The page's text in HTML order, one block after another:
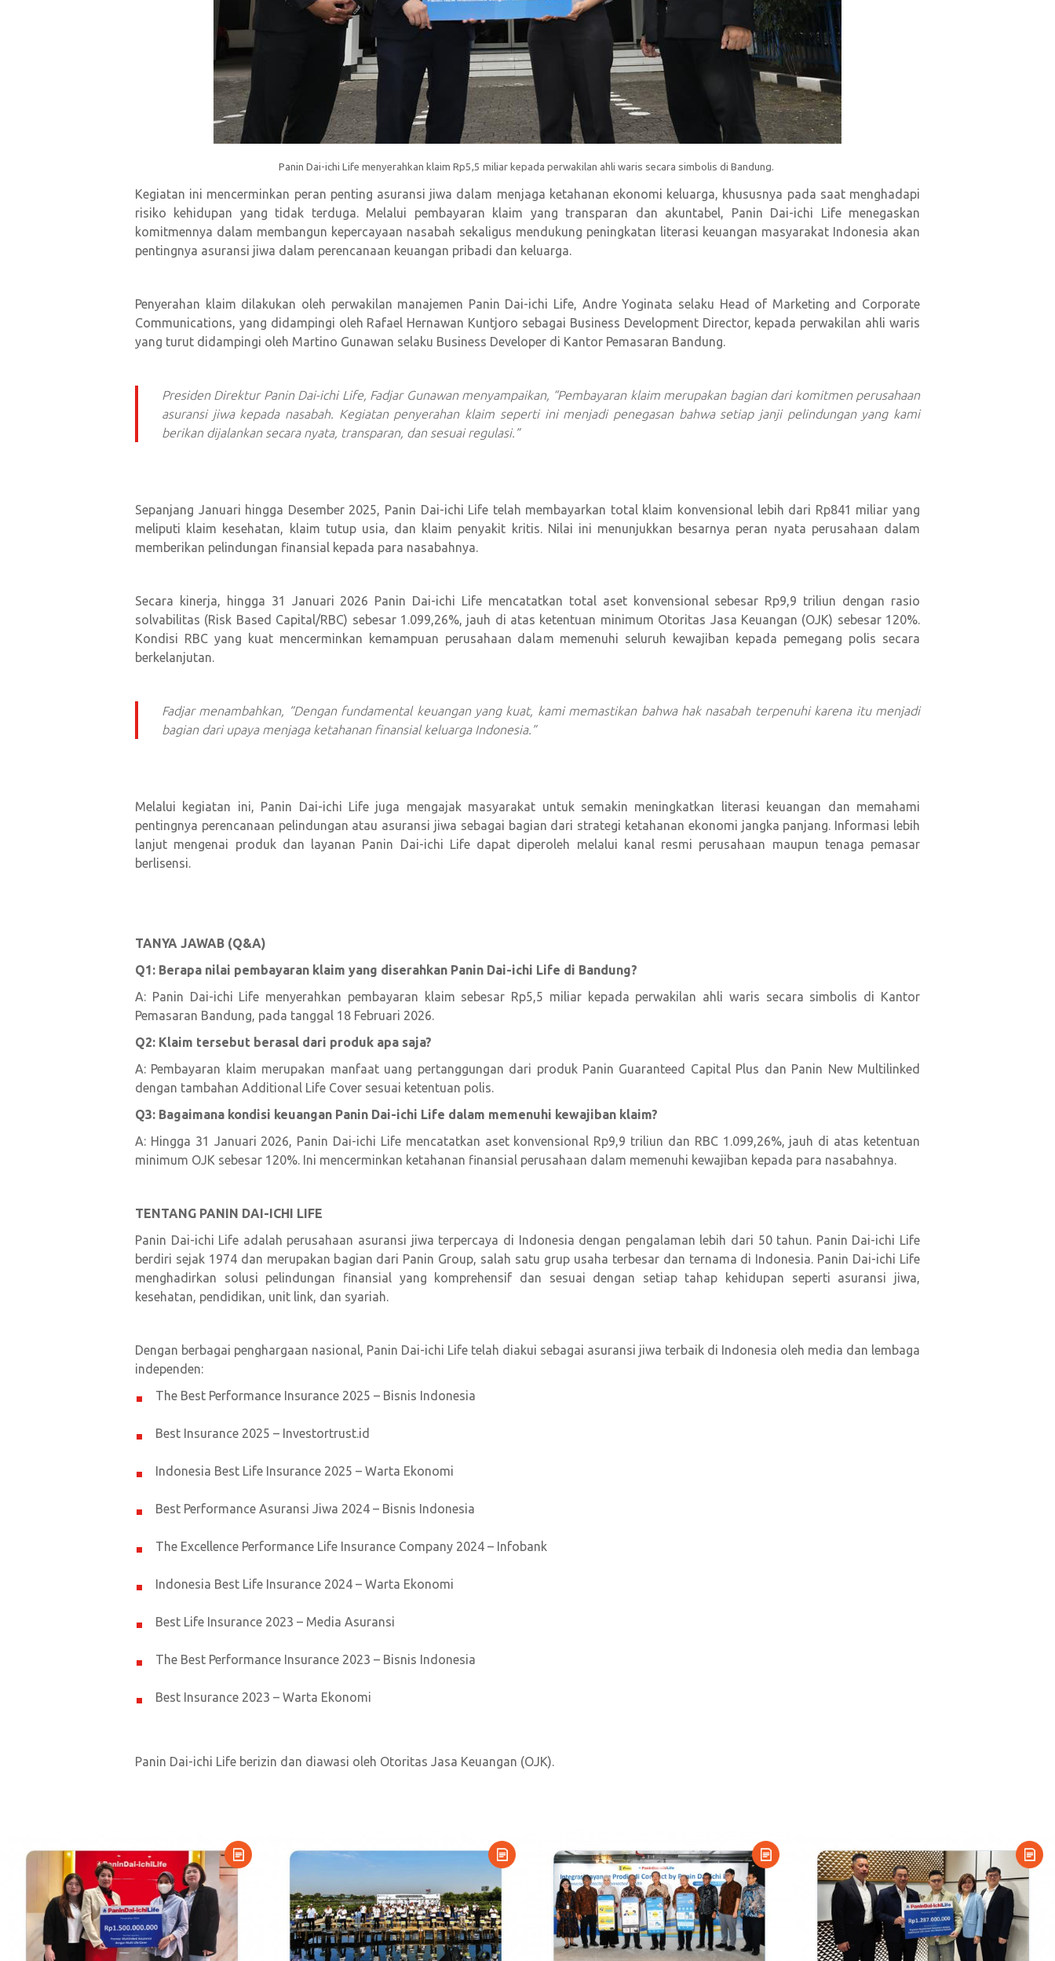
Panin Dai-ichi Life menyerahkan klaim Rp5,5 miliar kepada perwakilan ahli waris secara simbolis di Bandung.
Kegiatan ini mencerminkan peran penting asuransi jiwa dalam menjaga ketahanan ekonomi keluarga, khususnya pada saat menghadapi
risiko kehidupan yang tidak terduga. Melalui pembayaran klaim yang transparan dan akuntabel, Panin Dai-ichi Life menegaskan
komitmennya dalam membangun kepercayaan nasabah sekaligus mendukung peningkatan literasi keuangan masyarakat Indonesia akan
pentingnya asuransi jiwa dalam perencanaan keuangan pribadi dan keluarga.
Penyerahan klaim dilakukan oleh perwakilan manajemen Panin Dai-ichi Life, Andre Yoginata selaku Head of Marketing and Corporate
Communications, yang didampingi oleh Rafael Hernawan Kuntjoro sebagai Business Development Director, kepada perwakilan ahli waris
yang turut didampingi oleh Martino Gunawan selaku Business Developer di Kantor Pemasaran Bandung.
Presiden Direktur Panin Dai-ichi Life, Fadjar Gunawan menyampaikan, “Pembayaran klaim merupakan bagian dari komitmen perusahaan
asuransi jiwa kepada nasabah. Kegiatan penyerahan klaim seperti ini menjadi penegasan bahwa setiap janji pelindungan yang kami
berikan dijalankan secara nyata, transparan, dan sesuai regulasi.”
Sepanjang Januari hingga Desember 2025, Panin Dai-ichi Life telah membayarkan total klaim konvensional lebih dari Rp841 miliar yang
meliputi klaim kesehatan, klaim tutup usia, dan klaim penyakit kritis. Nilai ini menunjukkan besarnya peran nyata perusahaan dalam
memberikan pelindungan finansial kepada para nasabahnya.
Secara kinerja, hingga 31 Januari 2026 Panin Dai-ichi Life mencatatkan total aset konvensional sebesar Rp9,9 triliun dengan rasio
solvabilitas (Risk Based Capital/RBC) sebesar 1.099,26%, jauh di atas ketentuan minimum Otoritas Jasa Keuangan (OJK) sebesar 120%.
Kondisi RBC yang kuat mencerminkan kemampuan perusahaan dalam memenuhi seluruh kewajiban kepada pemegang polis secara
berkelanjutan.
Fadjar menambahkan, ”Dengan fundamental keuangan yang kuat, kami memastikan bahwa hak nasabah terpenuhi karena itu menjadi
bagian dari upaya menjaga ketahanan finansial keluarga Indonesia.”
Melalui kegiatan ini, Panin Dai-ichi Life juga mengajak masyarakat untuk semakin meningkatkan literasi keuangan dan memahami
pentingnya perencanaan pelindungan atau asuransi jiwa sebagai bagian dari strategi ketahanan ekonomi jangka panjang. Informasi lebih
lanjut mengenai produk dan layanan Panin Dai-ichi Life dapat diperoleh melalui kanal resmi perusahaan maupun tenaga pemasar
berlisensi.
TANYA JAWAB (Q&A)
Q1: Berapa nilai pembayaran klaim yang diserahkan Panin Dai-ichi Life di Bandung?
A: Panin Dai-ichi Life menyerahkan pembayaran klaim sebesar Rp5,5 miliar kepada perwakilan ahli waris secara simbolis di Kantor
Pemasaran Bandung, pada tanggal 18 Februari 2026.
Q2: Klaim tersebut berasal dari produk apa saja?
A: Pembayaran klaim merupakan manfaat uang pertanggungan dari produk Panin Guaranteed Capital Plus dan Panin New Multilinked
dengan tambahan Additional Life Cover sesuai ketentuan polis.
Q3: Bagaimana kondisi keuangan Panin Dai-ichi Life dalam memenuhi kewajiban klaim?
A: Hingga 31 Januari 2026, Panin Dai-ichi Life mencatatkan aset konvensional Rp9,9 triliun dan RBC 1.099,26%, jauh di atas ketentuan
minimum OJK sebesar 120%. Ini mencerminkan ketahanan finansial perusahaan dalam memenuhi kewajiban kepada para nasabahnya.
TENTANG PANIN DAI-ICHI LIFE
Panin Dai-ichi Life adalah perusahaan asuransi jiwa terpercaya di Indonesia dengan pengalaman lebih dari 50 tahun. Panin Dai-ichi Life
berdiri sejak 1974 dan merupakan bagian dari Panin Group, salah satu grup usaha terbesar dan ternama di Indonesia. Panin Dai-ichi Life
menghadirkan solusi pelindungan finansial yang komprehensif dan sesuai dengan setiap tahap kehidupan seperti asuransi jiwa,
kesehatan, pendidikan, unit link, dan syariah.
Dengan berbagai penghargaan nasional, Panin Dai-ichi Life telah diakui sebagai asuransi jiwa terbaik di Indonesia oleh media dan lembaga
independen:
The Best Performance Insurance 2025 – Bisnis Indonesia
Best Insurance 2025 – Investortrust.id
Indonesia Best Life Insurance 2025 – Warta Ekonomi
Best Performance Asuransi Jiwa 2024 – Bisnis Indonesia
The Excellence Performance Life Insurance Company 2024 – Infobank
Indonesia Best Life Insurance 2024 – Warta Ekonomi
Best Life Insurance 2023 – Media Asuransi
The Best Performance Insurance 2023 – Bisnis Indonesia
Best Insurance 2023 – Warta Ekonomi
Panin Dai-ichi Life berizin dan diawasi oleh Otoritas Jasa Keuangan (OJK).